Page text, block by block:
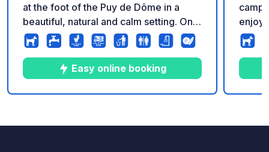
at the foot of the Puy de Dôme in a
beautiful, natural and calm setting. On a
beautiful terraced site bordered by the
forest, enjoy the heated swimming
pool, the activity program for children
and adults during the summer, and the
sunny terrace of the Central Lodge.
Easy online booking
enjoy
the
pool